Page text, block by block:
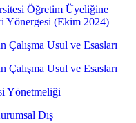
Öğretim Üyeliğine
Yönergesi (Ekim 2024)
Usul ve Esasları
Usul ve Esasları
Yönetmeliği
Dış